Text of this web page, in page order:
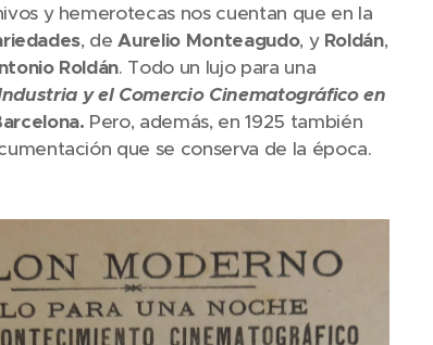
y hemerotecas nos cuentan que en la
, deAurelio Monteagudo, y Roldán,
Roldán. Todo un lujo para una
y el Comercio Cinematográfico en
Pero, además, en 1925 también
que se conserva de la época.